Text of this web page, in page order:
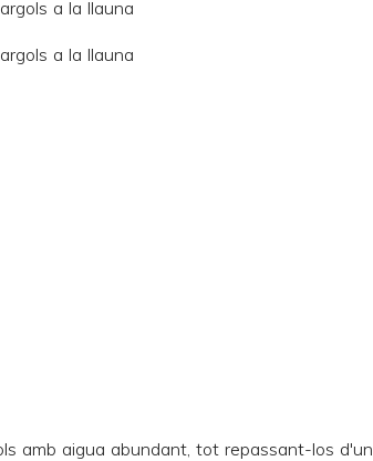
amb aigua abundant, tot repassant-los d'un